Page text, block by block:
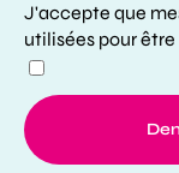
J'accepte que
utilisées pour